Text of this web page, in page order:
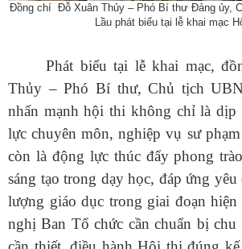
Đồng chí Đỗ Xuân Thủy – Phó Bí thư Đảng ủy,
Lầu phát biểu tại lễ khai mạc
Phát biểu tại lễ khai mạc,
Thủy – Phó Bí thư, Chủ tịch
nhấn mạnh hội thi không chỉ là dịp
lực chuyên môn, nghiệp vụ sư
còn là động lực thúc đẩy phong
sáng tạo trong dạy học, đáp ứng yêu
lượng giáo dục trong giai đoạn hiện
nghịBan Tổ chức cầnchuẩn bị chu